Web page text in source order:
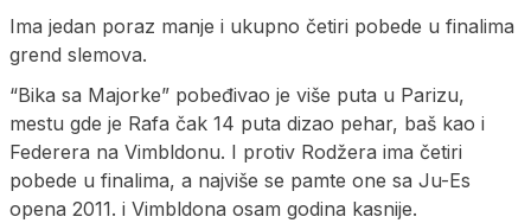
Ima jedan poraz manje i ukupno četiri pobede u finalima
grend slemova.
“Bika sa Majorke” pobeđivao je više puta u Parizu,
mestu gde je Rafa čak 14 puta dizao pehar, baš kao i
Federera na Vimbldonu. I protiv Rodžera ima četiri
pobede u finalima, a najviše se pamte one sa Ju-Es
opena 2011. i Vimbldona osam godina kasnije.